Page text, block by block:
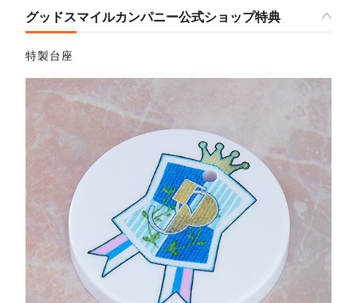
グッドスマイルカンパニー公式ショップ特典
特製台座